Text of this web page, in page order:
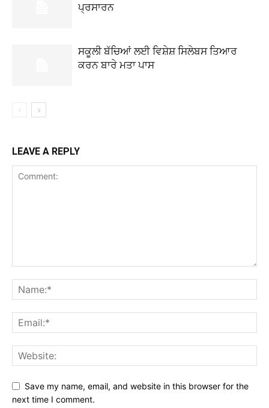
ਪ੍ਰਸਾਰਨ
ਸਕੂਲੀ ਬੱਚਿਆਂ ਲਈ ਵਿਸ਼ੇਸ਼ ਸਿਲੇਬਸ ਤਿਆਰ
ਕਰਨ ਬਾਰੇ ਮਤਾ ਪਾਸ
LEAVE A REPLY
Save my name, email, and website in this browser for the
next time I comment.